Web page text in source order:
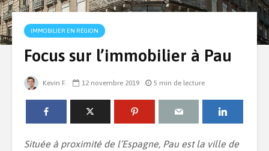
IMMOBILIER EN RÉGION
Focus sur l’immobilier à Pau
Kevin F. 12 novembre 2019 5 min de lecture
Située à proximité de l’Espagne, Pau est la ville de